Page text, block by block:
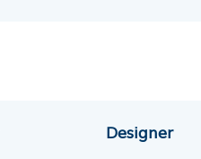
Designer